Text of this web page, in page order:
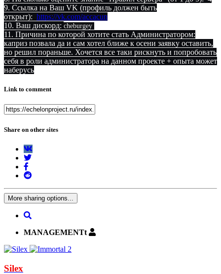
9. Ссылка на Ваш VK (профиль должен быть
открыт): https://vk.com/accacun
10. Ваш дискорд: cheburgey
11. Причина по которой хотите стать Администратором:
каприз позвала да и сам хотел ближе к осени заявку оставить,
но решил пораньше. Хочется все таки рискнуть и попробовать
себя в роли администратора на данном проекте + опыта может
наберусь
Link to comment
Share on other sites
More sharing options...
MANAGEMENTt
Silex